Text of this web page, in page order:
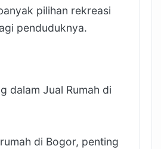
pilihan rekreasi
penduduknya.
dalam Jual Rumah di
di Bogor, penting